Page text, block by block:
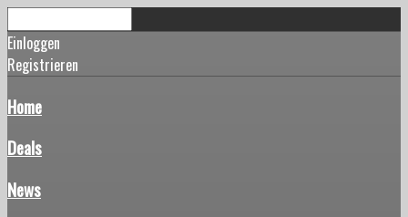
Einloggen
Registrieren
Home
Deals
News